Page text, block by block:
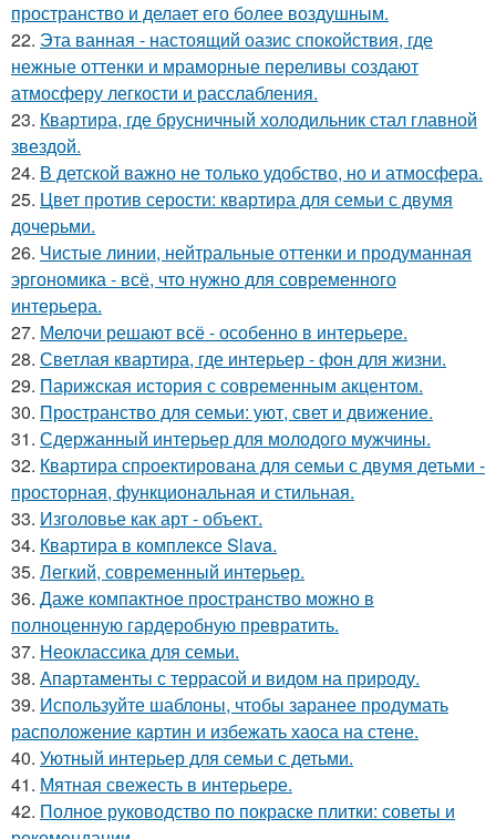
пространство и делает его более воздушным.
22. Эта ванная - настоящий оазис спокойствия, где
нежные оттенки и мраморные переливы создают
атмосферу легкости и расслабления.
23. Квартира, где брусничный холодильник стал главной
звездой.
24. В детской важно не только удобство, но и атмосфера.
25. Цвет против серости: квартира для семьи с двумя
дочерьми.
26. Чистые линии, нейтральные оттенки и продуманная
эргономика - всё, что нужно для современного
интерьера.
27. Мелочи решают всё - особенно в интерьере.
28. Светлая квартира, где интерьер - фон для жизни.
29. Парижская история с современным акцентом.
30. Пространство для семьи: уют, свет и движение.
31. Сдержанный интерьер для молодого мужчины.
32. Квартира спроектирована для семьи с двумя детьми -
просторная, функциональная и стильная.
33. Изголовье как арт - объект.
34. Квартира в комплексе Slava.
35. Легкий, современный интерьер.
36. Даже компактное пространство можно в
полноценную гардеробную превратить.
37. Неоклассика для семьи.
38. Апартаменты с террасой и видом на природу.
39. Используйте шаблоны, чтобы заранее продумать
расположение картин и избежать хаоса на стене.
40. Уютный интерьер для семьи с детьми.
41. Мятная свежесть в интерьере.
42. Полное руководство по покраске плитки: советы и